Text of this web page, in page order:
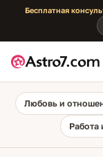
Бесплатная
Любовь и
Работа